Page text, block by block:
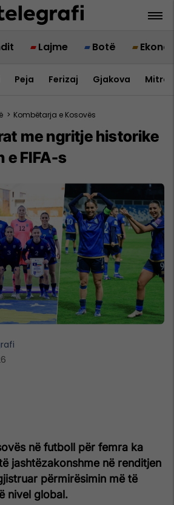
Lajme Botë
Peja Ferizaj Gjakova
> Kombëtarja e Kosovës
me ngritje historike
e FIFA-s
në futboll për femra ka
jashtëzakonshme në renditjen
përmirësimin më të
nivel global.